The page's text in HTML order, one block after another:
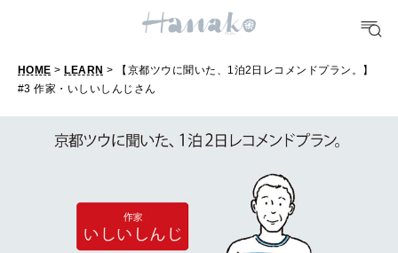
どこ行く？
FORTUNE
[12星座別] Weekly Holoscope
[12星座別] Monthly Love Holoscope
HEALTH
自分にやさしく
HOME > LEARN > 【京都ツウに聞いた、1泊2日レコメンドプラン。】
#3 作家・いしいしんじさん